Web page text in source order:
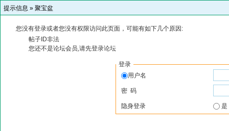
提示信息 » 聚宝盆
您没有登录或者您没有权限访问此页面，可能有如下几个原因:
帖子ID非法
您还不是论坛会员,请先登录论坛
登录
用户名
密 码
隐身登录